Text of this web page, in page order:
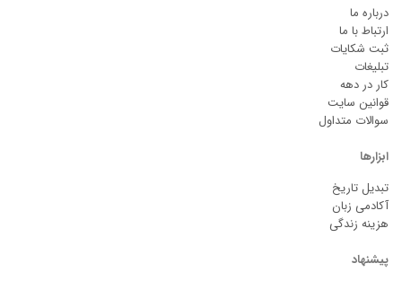
درباره ما
ارتباط با ما
ثبت شکایات
تبلیغات
کار در دهه
قوانین سایت
سوالات متداول
ابزارها
تبدیل تاریخ
آکادمی زبان
هزینه زندگی
پیشنهاد